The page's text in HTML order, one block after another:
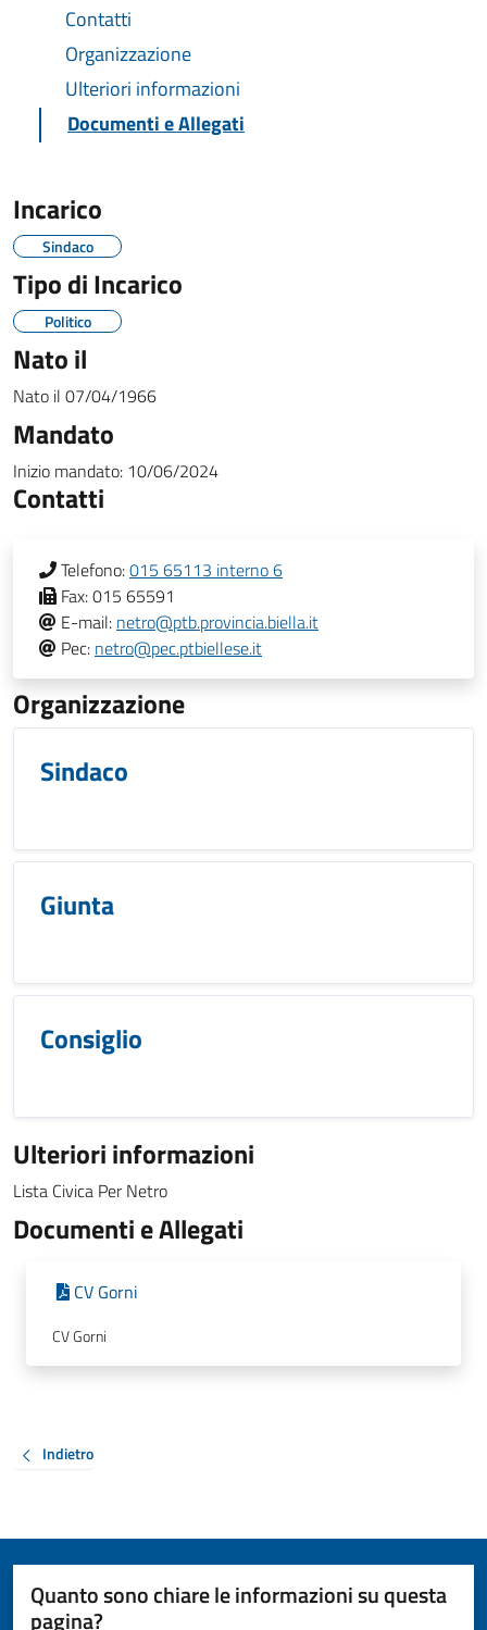
Contatti
Organizzazione
Ulteriori informazioni
Documenti e Allegati
Incarico
Sindaco
Tipo di Incarico
Politico
Nato il
Nato il 07/04/1966
Mandato
Inizio mandato: 10/06/2024
Contatti
Telefono:015 65113 interno 6
Fax:015 65591
E-mail: netro@ptb.provincia.biella.it
Pec: netro@pec.ptbiellese.it
Organizzazione
Sindaco
Giunta
Consiglio
Ulteriori informazioni
Lista Civica Per Netro
Documenti e Allegati
CV Gorni
CV Gorni
Indietro
Quanto sono chiare le informazioni su questa
pagina?